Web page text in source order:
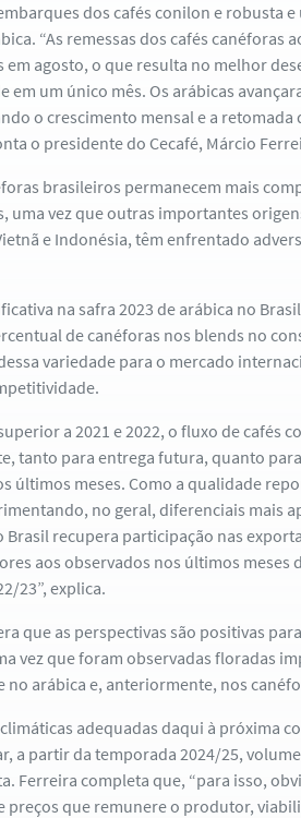
dos cafés conilon e robusta e
“As remessas dos cafés canéforas
em agosto, o que resulta no melhor
em um único mês. Os arábicas
o crescimento mensal e a retomada
o presidente do Cecafé, Márcio
brasileiros permanecem mais
uma vez que outras importantes
e Indonésia, têm enfrentado
na safra 2023 de arábica no
de canéforas nos blends no
variedade para o mercado
a 2021 e 2022, o fluxo de cafés
tanto para entrega futura, quanto
últimos meses. Como a qualidade
no geral, diferenciais mais
recupera participação nas
aos observados nos últimos meses
23”, explica.
que as perspectivas são positivas
vez que foram observadas floradas
no arábica e, anteriormente, nos
adequadas daqui à próxima
a partir da temporada 2024/25,
Ferreira completa que, “para isso,
preços que remunere o produtor,